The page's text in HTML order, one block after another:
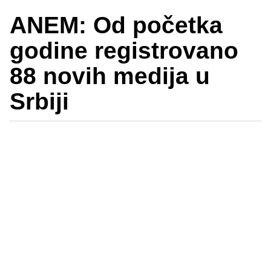
ANEM: Od početka
godine registrovano
88 novih medija u
Srbiji